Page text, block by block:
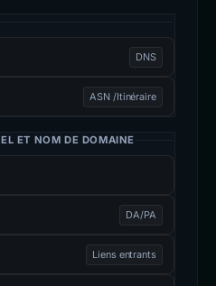
DNS
ASN /Itinéraire
ET NOM DE DOMAINE
DA/PA
Liens entrants